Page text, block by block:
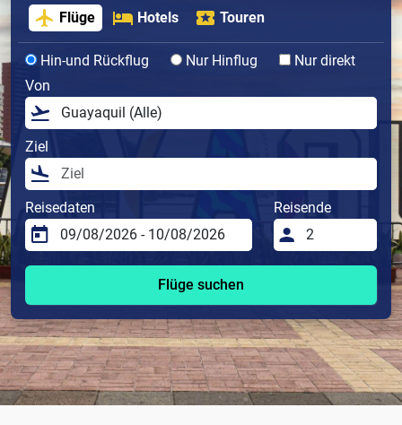
Flüge Hotels Touren
Hin-und Rückflug Nur Hinflug
Nur direkt
Von
Ziel
Reisedaten Reisende
Flüge suchen